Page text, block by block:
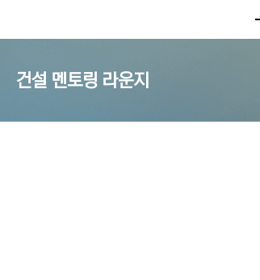
건설 멘토링 라운지